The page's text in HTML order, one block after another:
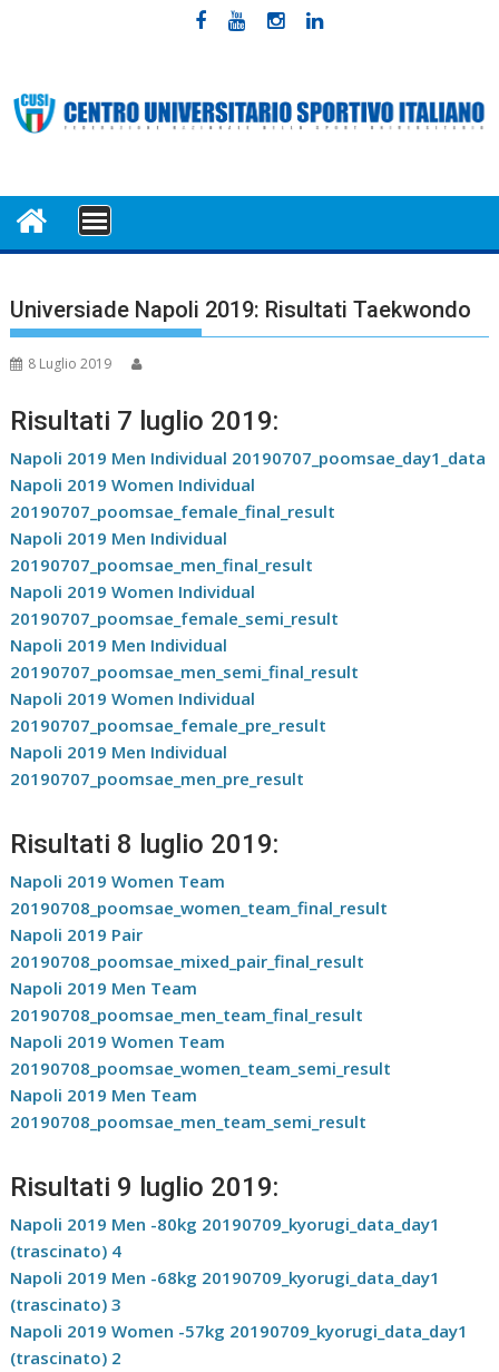
MENU
Universiade Napoli 2019: Risultati Taekwondo
8 Luglio 2019
Risultati 7 luglio 2019:
Napoli 2019 Men Individual 20190707_poomsae_day1_data
Napoli 2019 Women Individual
20190707_poomsae_female_final_result
Napoli 2019 Men Individual
20190707_poomsae_men_final_result
Napoli 2019 Women Individual
20190707_poomsae_female_semi_result
Napoli 2019 Men Individual
20190707_poomsae_men_semi_final_result
Napoli 2019 Women Individual
20190707_poomsae_female_pre_result
Napoli 2019 Men Individual
20190707_poomsae_men_pre_result
Risultati 8 luglio 2019:
Napoli 2019 Women Team
20190708_poomsae_women_team_final_result
Napoli 2019 Pair
20190708_poomsae_mixed_pair_final_result
Napoli 2019 Men Team
20190708_poomsae_men_team_final_result
Napoli 2019 Women Team
20190708_poomsae_women_team_semi_result
Napoli 2019 Men Team
20190708_poomsae_men_team_semi_result
Risultati 9 luglio 2019:
Napoli 2019 Men -80kg 20190709_kyorugi_data_day1
(trascinato) 4
Napoli 2019 Men -68kg 20190709_kyorugi_data_day1
(trascinato) 3
Napoli 2019 Women -57kg 20190709_kyorugi_data_day1
(trascinato) 2